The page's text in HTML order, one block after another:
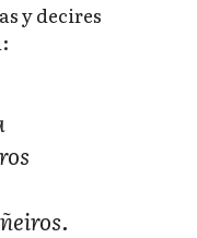
y decires